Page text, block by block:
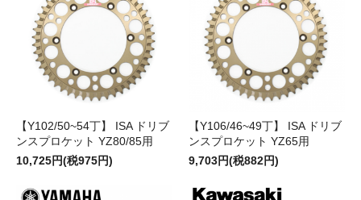
【Y102/50~54丁】 ISA ドリブ
ンスプロケット YZ80/85用
10,725円(税975円)
【Y106/46~49丁】 ISA ドリブ
ンスプロケット YZ65用
9,703円(税882円)